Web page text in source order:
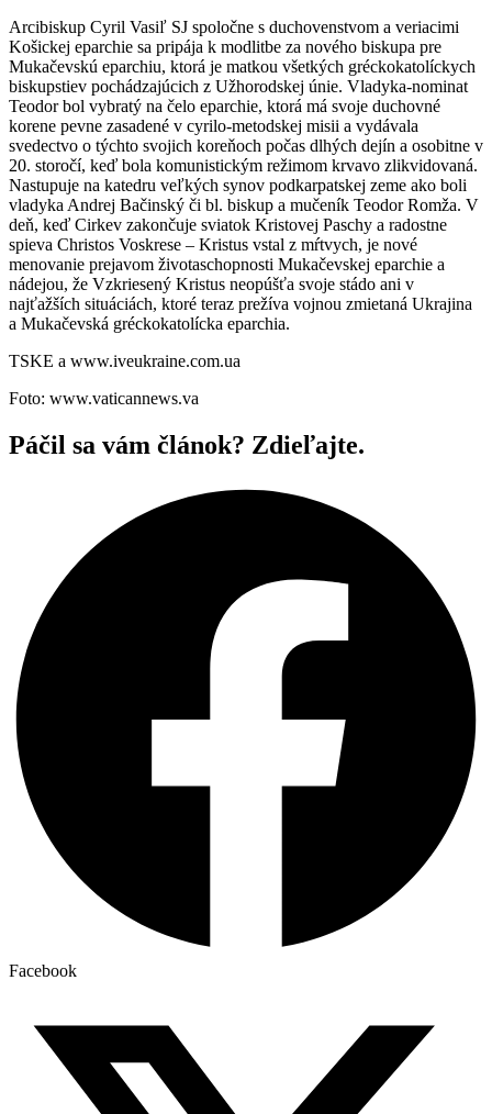
Arcibiskup Cyril Vasiľ SJ spoločne s duchovenstvom a veriacimi
Košickej eparchie sa pripája k modlitbe za nového biskupa pre
Mukačevskú eparchiu, ktorá je matkou všetkých gréckokatolíckych
biskupstiev pochádzajúcich z Užhorodskej únie. Vladyka-nominat
Teodor bol vybratý na čelo eparchie, ktorá má svoje duchovné
korene pevne zasadené v cyrilo-metodskej misii a vydávala
svedectvo o týchto svojich koreňoch počas dlhých dejín a osobitne v
20. storočí, keď bola komunistickým režimom krvavo zlikvidovaná.
Nastupuje na katedru veľkých synov podkarpatskej zeme ako boli
vladyka Andrej Bačinský či bl. biskup a mučeník Teodor Romža. V
deň, keď Cirkev zakončuje sviatok Kristovej Paschy a radostne
spieva Christos Voskrese – Kristus vstal z mŕtvych, je nové
menovanie prejavom životaschopnosti Mukačevskej eparchie a
nádejou, že Vzkriesený Kristus neopúšťa svoje stádo ani v
najťažších situáciách, ktoré teraz prežíva vojnou zmietaná Ukrajina
a Mukačevská gréckokatolícka eparchia.
TSKE a www.iveukraine.com.ua
Foto: www.vaticannews.va
Páčil sa vám článok? Zdieľajte.
Facebook